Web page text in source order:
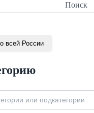
Поиск
всей России